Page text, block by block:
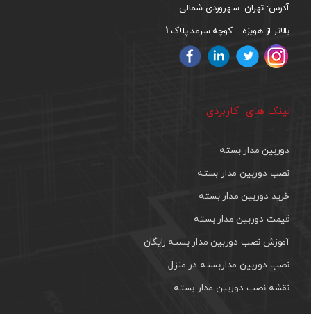
آدرس: تهران- سهروردی شمالی –
بالاتر از هویزه – کوچه سرمد پلاک 1
لینک های کاربردی
دوربین مدار بسته
نصب دوربین مدار بسته
خرید دوربین مدار بسته
قیمت دوربین مدار بسته
آموزش نصب دوربین مدار بسته رایگان
نصب دوربین مداربسته در منزل
نقشه نصب دوربین مدار بسته